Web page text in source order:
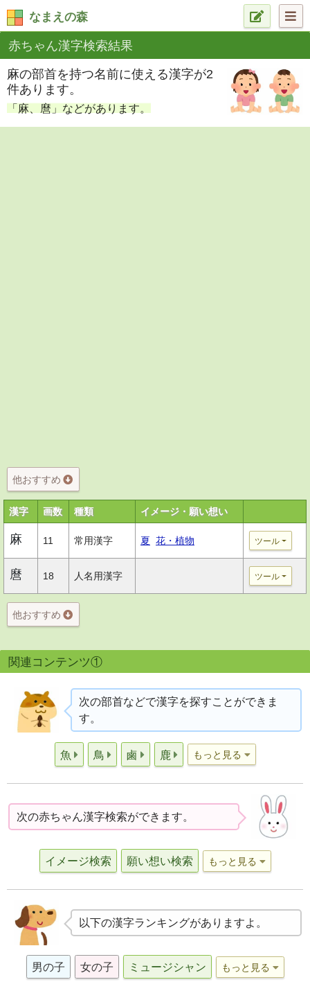
なまえの森
赤ちゃん漢字検索結果
麻の部首を持つ名前に使える漢字が2
件あります。
「麻、麿」などがあります。
他おすすめ
漢字 画数 種類 イメージ・願い想い
麻 11 常用漢字 夏 花・植物 ツール
麿 18 人名用漢字 ツール
他おすすめ
関連コンテンツ①
次の部首などで漢字を探すことができま
す。
魚 鳥 鹵 鹿 もっと見る
次の赤ちゃん漢字検索ができます。
イメージ検索 願い想い検索 もっと見る
以下の漢字ランキングがありますよ。
男の子 女の子 ミュージシャン もっと見る